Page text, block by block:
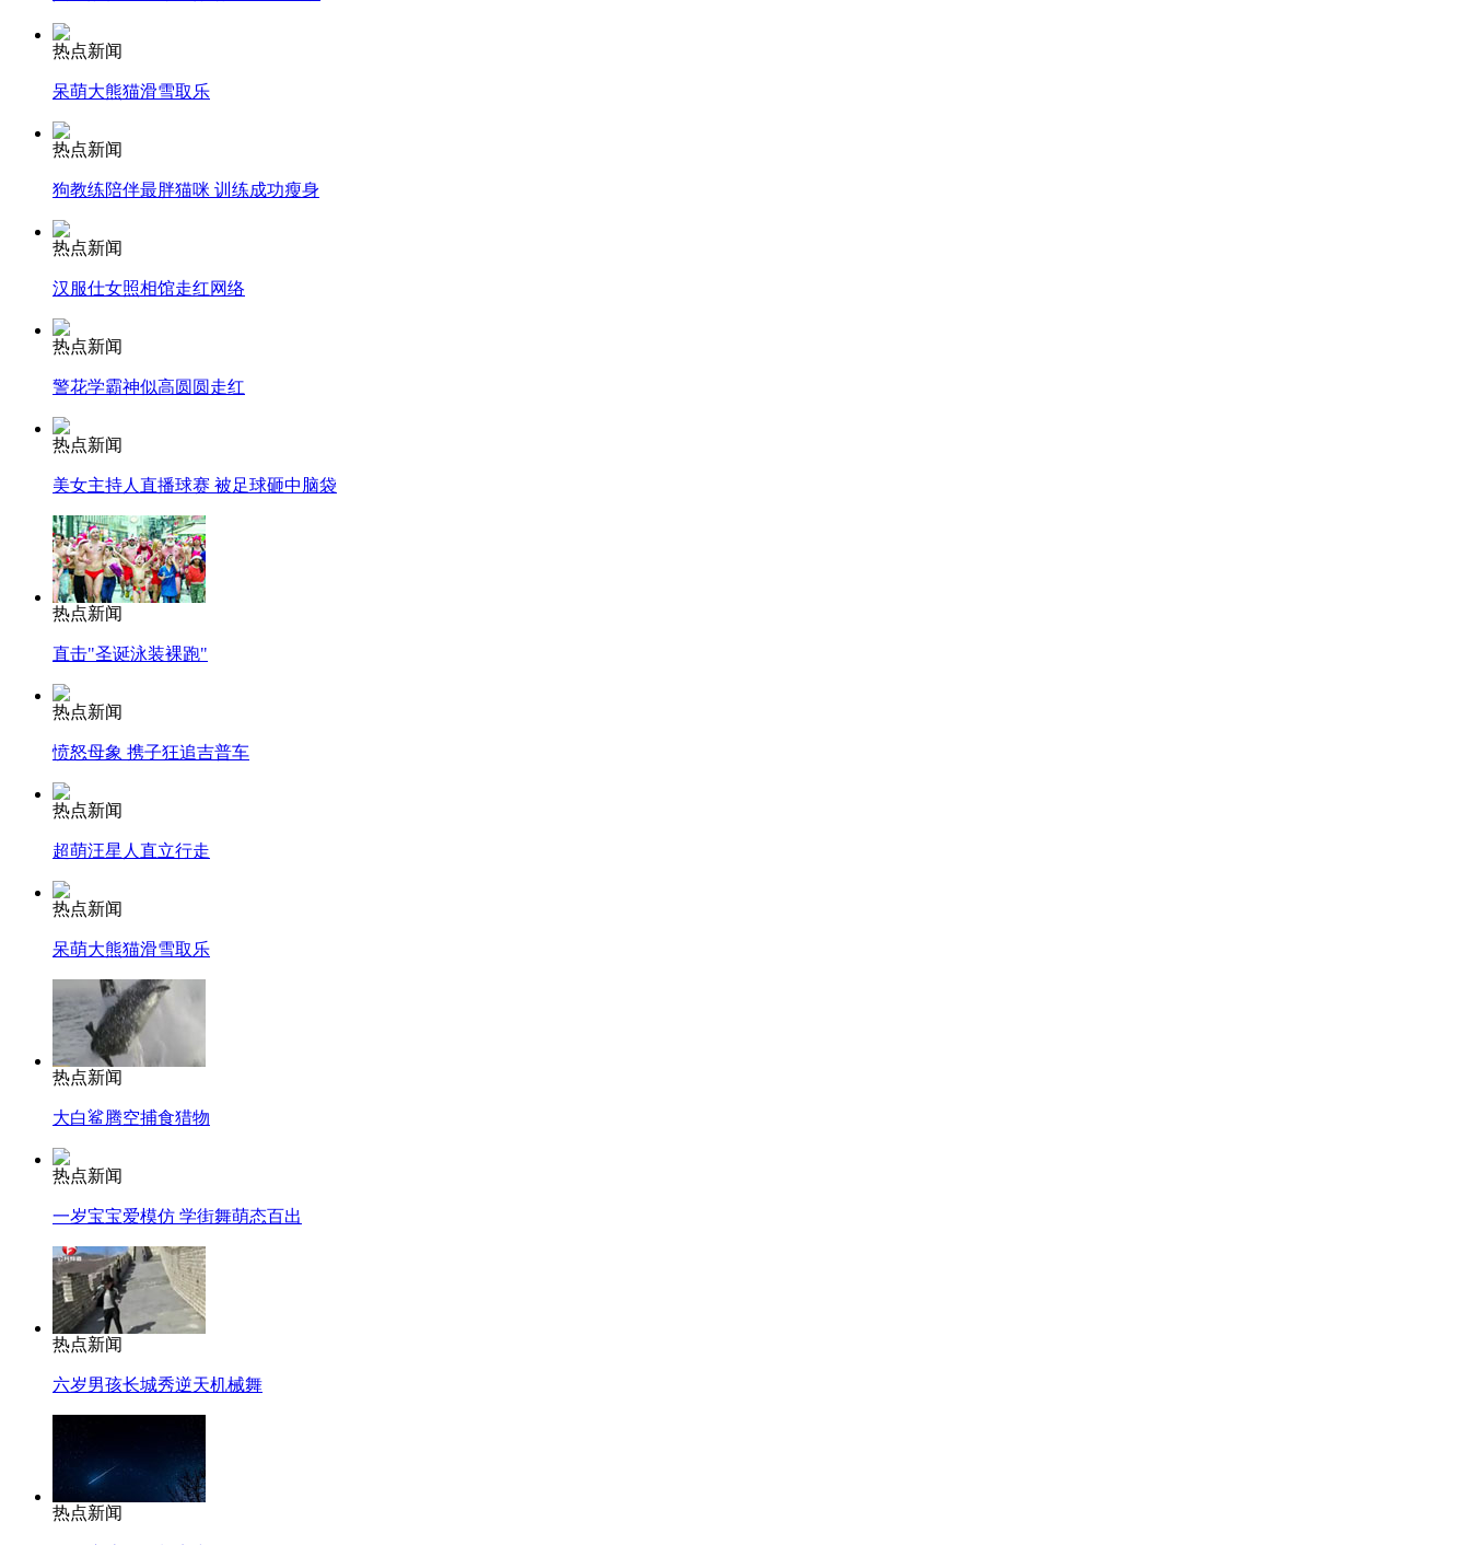
安徽一实载49人客车翻车
走！跟着总书记去植树
消防员救轻生者
纽约上演“枕头大战”
司机酒驾遇交警 急速倒车逃窜
热点新闻
呆萌大熊猫滑雪取乐
热点新闻
狗教练陪伴最胖猫咪 训练成功瘦身
热点新闻
汉服仕女照相馆走红网络
热点新闻
警花学霸神似高圆圆走红
热点新闻
美女主持人直播球赛 被足球砸中脑袋
热点新闻
直击"圣诞泳装裸跑"
热点新闻
愤怒母象 携子狂追吉普车
热点新闻
超萌汪星人直立行走
热点新闻
呆萌大熊猫滑雪取乐
热点新闻
大白鲨腾空捕食猎物
热点新闻
一岁宝宝爱模仿 学街舞萌态百出
热点新闻
六岁男孩长城秀逆天机械舞
热点新闻